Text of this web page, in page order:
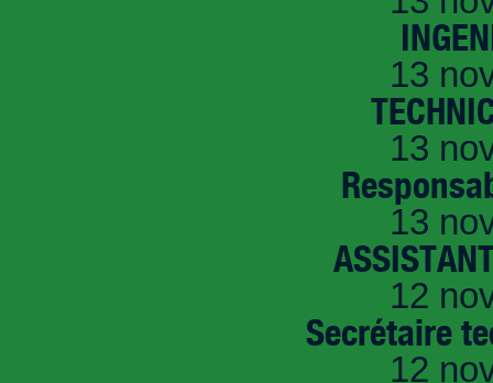
13
13
13
12
Secrétaire
12